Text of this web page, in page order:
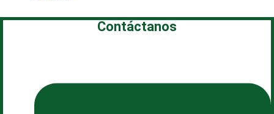
Contáctanos